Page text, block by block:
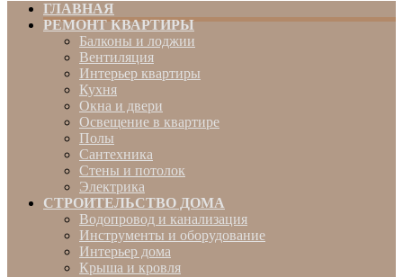
ГЛАВНАЯ
РЕМОНТ КВАРТИРЫ
Балконы и лоджии
Вентиляция
Интерьер квартиры
Кухня
Окна и двери
Освещение в квартире
Полы
Сантехника
Стены и потолок
Электрика
СТРОИТЕЛЬСТВО ДОМА
Водопровод и канализация
Инструменты и оборудование
Интерьер дома
Крыша и кровля